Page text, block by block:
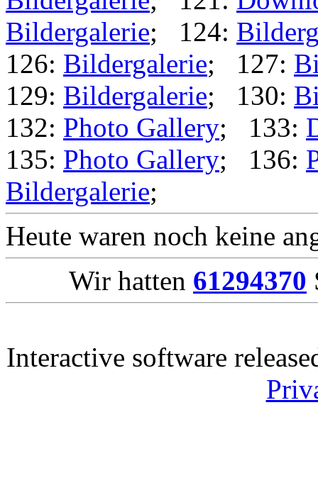
Bildergalerie; 124:
126: Bildergalerie; 127:
129: Bildergalerie; 130:
132: Photo Gallery; 133:
135: Photo Gallery; 136:
Bildergalerie;
Heute waren noch keine
Wir hatten 61294370
Interactive software